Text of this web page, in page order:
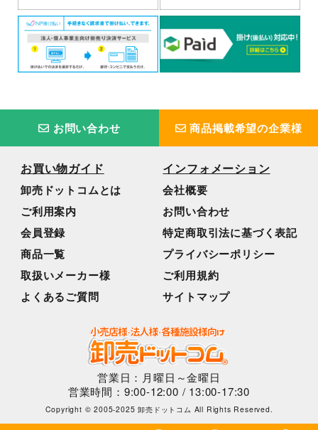
お問い合わせ 商品掲載希望の企業様
お買い物ガイド
卸売ドットコムとは
ご利用案内
会員登録
商品一覧
取扱いメーカー様
よくあるご質問
インフォメーション
会社概要
お問い合わせ
特定商取引法に基づく表記
プライバシーポリシー
ご利用規約
サイトマップ
営業日：月曜日～金曜日
営業時間：9:00-12:00 / 13:00-17:30
Copyright © 2005-2025 卸売ドットコム All Rights Reserved.